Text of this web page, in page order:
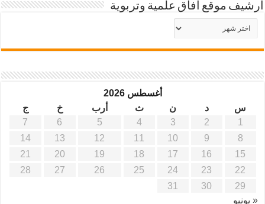
أرشيف موقع آفاق علمية وتربوية
أرشيف
موقع
أغسطس 2026
س
د ن ث أرب خ
ج
1
2
3
4
5
6
7
8
9
10
11
12
13
14
15
16
17
18
19
20
21
22
23
24
25
26
27
28
29
30
31
« يونيو